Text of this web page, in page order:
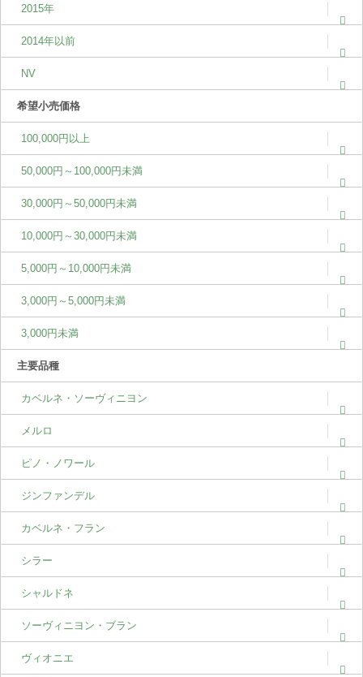
2015年
2014年以前
NV
希望小売価格
100,000円以上
50,000円～100,000円未満
30,000円～50,000円未満
10,000円～30,000円未満
5,000円～10,000円未満
3,000円～5,000円未満
3,000円未満
主要品種
カベルネ・ソーヴィニヨン
メルロ
ピノ・ノワール
ジンファンデル
カベルネ・フラン
シラー
シャルドネ
ソーヴィニヨン・ブラン
ヴィオニエ